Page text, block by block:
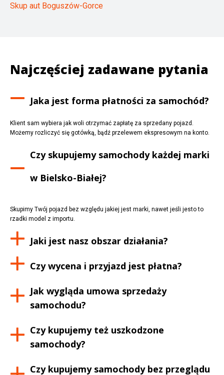
Skup aut Boguszów-Gorce
Najczęściej zadawane pytania
Jaka jest forma płatności za samochód?
Klient sam wybiera jak woli otrzymać zapłatę za sprzedany pojazd.
Możemy rozliczyć się gotówką, bądź przelewem ekspresowym na konto.
Czy skupujemy samochody każdej marki
w Bielsko-Białej?
Skupimy Twój pojazd bez względu jakiej jest marki, nawet jeśli jesto to
rzadki model z importu.
Jaki jest nasz obszar działania?
Czy wycena i przyjazd jest płatna?
Jak wygląda umowa sprzedaży
samochodu?
Czy kupujemy też uszkodzone
samochody?
Czy kupujemy samochody bez przeglądu